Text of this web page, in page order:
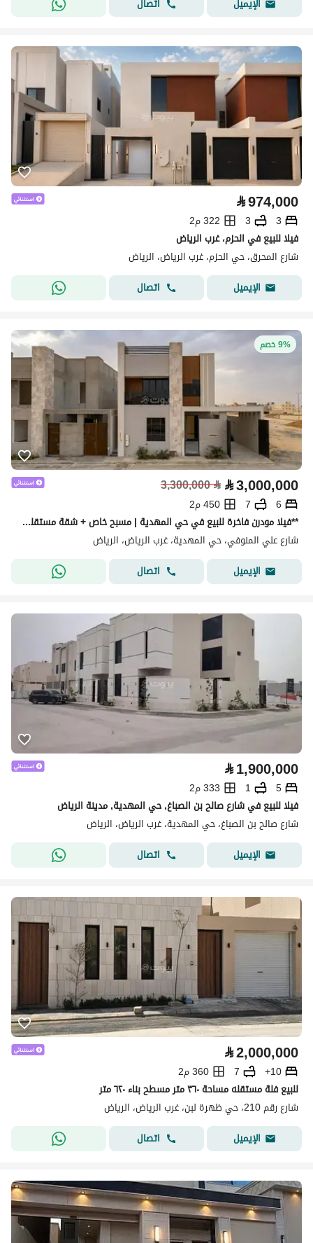
الإيميل
⃁974,000
3
3
322 م2
فيلا للبيع في الحزم، غرب الرياض
شارع المحرق، حي الحزم، غرب الرياض، الرياض
الإيميل
اتصال
9% خصم
⃁3,000,000
⃁
3,300,000
6
7
450 م2
**فيلا مودرن فاخرة للبيع في حي المهدية | مسبح خاص + شقة مستقلة **
شارع علي المنوفي، حي المهدية، غرب الرياض، الرياض
الإيميل
اتصال
⃁1,900,000
5
1
333 م2
فيلا للبيع في شارع صالح بن الصباغ, حي المهدية, مدينة الرياض
شارع صالح بن الصباغ، حي المهدية، غرب الرياض، الرياض
الإيميل
اتصال
⃁2,000,000
10+
7
360 م2
للبيع فلة مستقله مساحة ٣٦٠ متر مسطح بناء ٦٢٠ متر
شارع رقم 210، حي ظهرة لبن، غرب الرياض، الرياض
الإيميل
اتصال